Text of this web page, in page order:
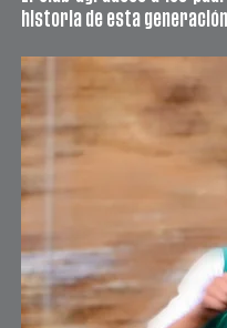
historia de esta